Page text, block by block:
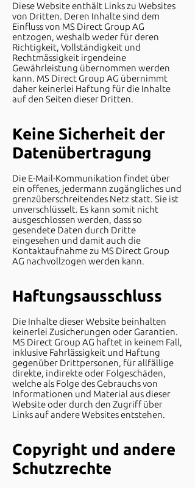
Diese Website enthält Links zu Websites
von Dritten. Deren Inhalte sind dem
Einfluss von MS Direct Group AG
entzogen, weshalb weder für deren
Richtigkeit, Vollständigkeit und
Rechtmässigkeit irgendeine
Gewährleistung übernommen werden
kann. MS Direct Group AG übernimmt
daher keinerlei Haftung für die Inhalte
auf den Seiten dieser Dritten.
Keine Sicherheit der
Datenübertragung
Die E-Mail-Kommunikation findet über
ein offenes, jedermann zugängliches und
grenzüberschreitendes Netz statt. Sie ist
unverschlüsselt. Es kann somit nicht
ausgeschlossen werden, dass so
gesendete Daten durch Dritte
eingesehen und damit auch die
Kontaktaufnahme zu MS Direct Group
AG nachvollzogen werden kann.
Haftungsausschluss
Die Inhalte dieser Website beinhalten
keinerlei Zusicherungen oder Garantien.
MS Direct Group AG haftet in keinem Fall,
inklusive Fahrlässigkeit und Haftung
gegenüber Drittpersonen, für allfällige
direkte, indirekte oder Folgeschäden,
welche als Folge des Gebrauchs von
Informationen und Material aus dieser
Website oder durch den Zugriff über
Links auf andere Websites entstehen.
Copyright und andere
Schutzrechte